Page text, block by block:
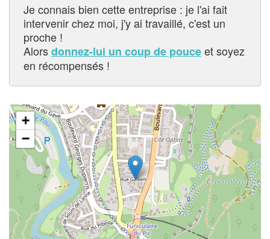
Je connais bien cette entreprise : je l'ai fait
intervenir chez moi, j'y ai travaillé, c'est un
proche !
Alorsdonnez-lui un coup de pouceet soyez
en récompensés !
+
−